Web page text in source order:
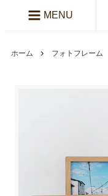
MENU
ホーム フォトフレーム